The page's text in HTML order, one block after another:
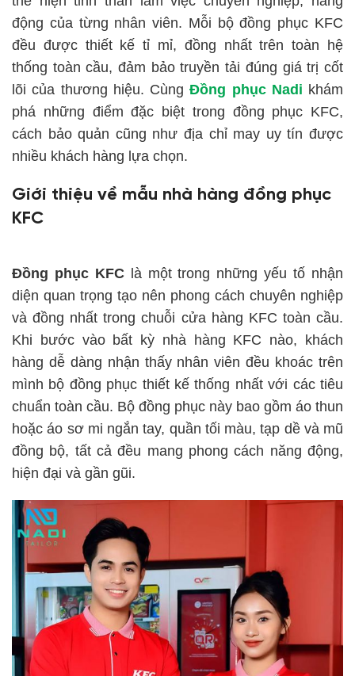
động của từng nhân viên. Mỗi bộ đồng phục KFC
đều được thiết kế tỉ mỉ, đồng nhất trên toàn hệ
thống toàn cầu, đảm bảo truyền tải đúng giá trị cốt
lõi của thương hiệu. CùngĐồng phục Nadi khám
phá những điểm đặc biệt trong đồng phục KFC,
cách bảo quản cũng như địa chỉ may uy tín được
nhiều khách hàng lựa chọn.
Giới thiệu về mẫu nhà hàng đồng phục
KFC
Đồng phục KFClà một trong những yếu tố nhận
diện quan trọng tạo nên phong cách chuyên nghiệp
và đồng nhất trong chuỗi cửa hàng KFC toàn cầu.
Khi bước vào bất kỳ nhà hàng KFC nào, khách
hàng dễ dàng nhận thấy nhân viên đều khoác trên
mình bộ đồng phục thiết kế thống nhất với các tiêu
chuẩn toàn cầu. Bộ đồng phục này bao gồm áo thun
hoặc áo sơ mi ngắn tay, quần tối màu, tạp dề và mũ
đồng bộ, tất cả đều mang phong cách năng động,
hiện đại và gần gũi.